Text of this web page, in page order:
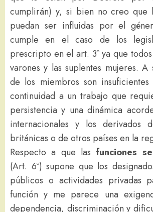
cumplirán) y, si bien no creo que
puedan ser influidas por el
cumple en el caso de los
prescripto en el art. 3º ya que
varones y las suplentes mujeres.
de los miembros son
continuidad a un trabajo que
persistencia y una dinámica
internacionales y los derivados
británicas o de otros países en la
Respecto a que las funciones
(Art. 6º) supone que los
públicos o actividades privadas
función y me parece una
dependencia, discriminación y